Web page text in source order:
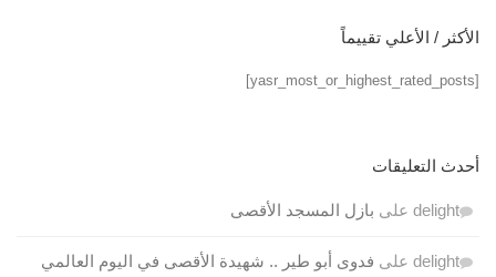
الأكثر / الأعلي تقييماً
[yasr_most_or_highest_rated_posts]
أحدث التعليقات
delight على بازل المسجد الأقصى
delight على فدوى أبو طير .. شهيدة الأقصى في اليوم العالمي